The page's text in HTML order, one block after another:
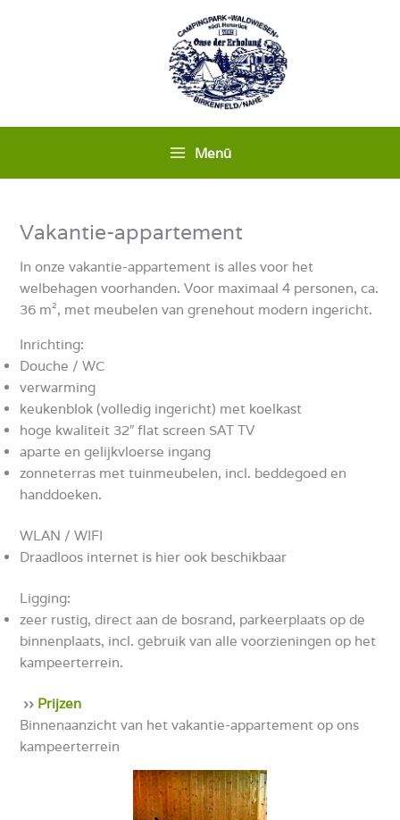
Menü
Vakantie-appartement
In onze vakantie-appartement is alles voor het
welbehagen voorhanden. Voor maximaal 4 personen, ca.
36 m², met meubelen van grenehout modern ingericht.
Inrichting:
Douche / WC
verwarming
keukenblok (volledig ingericht) met koelkast
hoge kwaliteit 32″ flat screen SAT TV
aparte en gelijkvloerse ingang
zonneterras met tuinmeubelen, incl. beddegoed en
handdoeken.
WLAN / WIFI
Draadloos internet is hier ook beschikbaar
Ligging:
zeer rustig, direct aan de bosrand, parkeerplaats op de
binnenplaats, incl. gebruik van alle voorzieningen op het
kampeerterrein.
›› Prijzen
Binnenaanzicht van het vakantie-appartement op ons
kampeerterrein